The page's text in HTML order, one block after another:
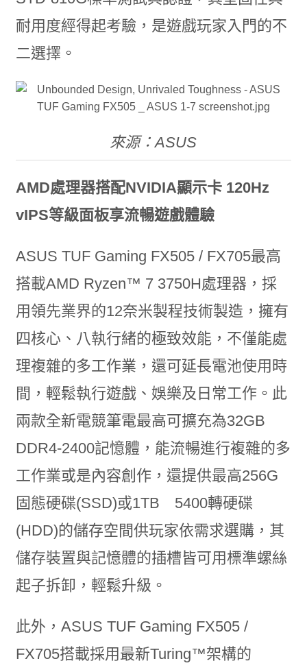
耐用度經得起考驗，是遊戲玩家入門的不
二選擇。
來源：ASUS
AMD處理器搭配NVIDIA顯示卡 120Hz
vIPS等級面板享流暢遊戲體驗
ASUS TUF Gaming FX505 / FX705最高
搭載AMD Ryzen™ 7 3750H處理器，採
用領先業界的12奈米製程技術製造，擁有
四核心、八執行緒的極致效能，不僅能處
理複雜的多工作業，還可延長電池使用時
間，輕鬆執行遊戲、娛樂及日常工作。此
兩款全新電競筆電最高可擴充為32GB
DDR4-2400記憶體，能流暢進行複雜的多
工作業或是內容創作，還提供最高256G
固態硬碟(SSD)或1TB 5400轉硬碟
(HDD)的儲存空間供玩家依需求選購，其
儲存裝置與記憶體的插槽皆可用標準螺絲
起子拆卸，輕鬆升級。
此外，ASUS TUF Gaming FX505 /
FX705搭載採用最新Turing™架構的